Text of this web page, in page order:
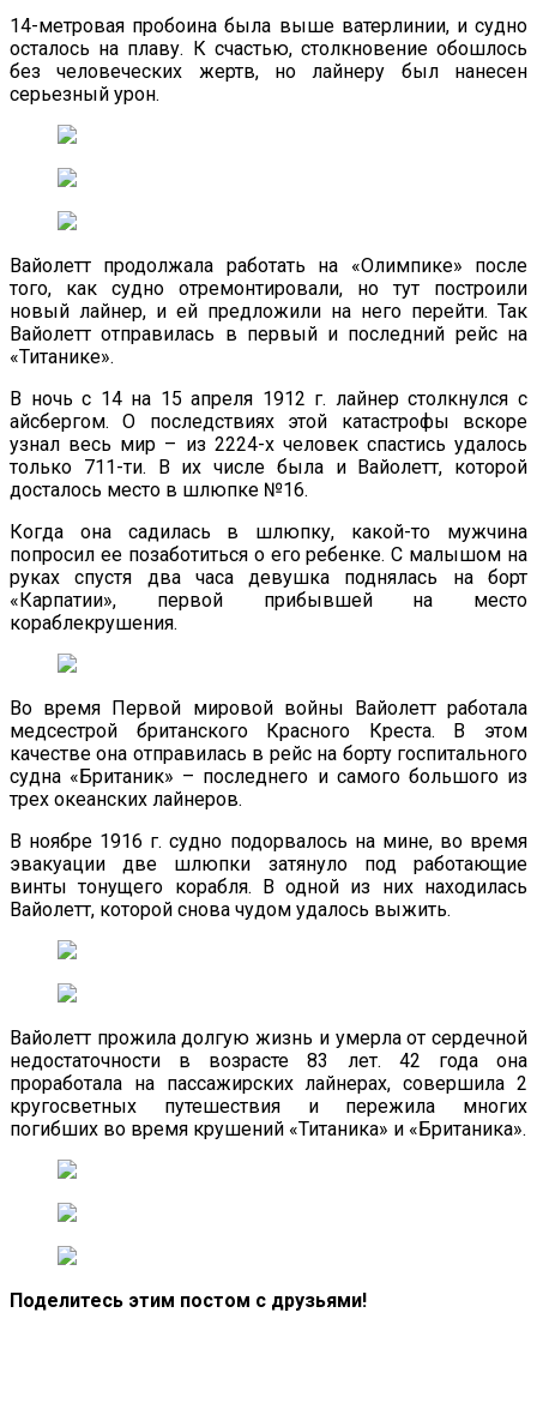
14-метровая пробоина была выше ватерлинии, и судно
осталось на плаву. К счастью, столкновение обошлось
без человеческих жертв, но лайнеру был нанесен
серьезный урон.
Вайолетт продолжала работать на «Олимпике» после
того, как судно отремонтировали, но тут построили
новый лайнер, и ей предложили на него перейти. Так
Вайолетт отправилась в первый и последний рейс на
«Титанике».
В ночь с 14 на 15 апреля 1912 г. лайнер столкнулся с
айсбергом. О последствиях этой катастрофы вскоре
узнал весь мир – из 2224-х человек спастись удалось
только 711-ти. В их числе была и Вайолетт, которой
досталось место в шлюпке №16.
Когда она садилась в шлюпку, какой-то мужчина
попросил ее позаботиться о его ребенке. С малышом на
руках спустя два часа девушка поднялась на борт
«Карпатии», первой прибывшей на место
кораблекрушения.
Во время Первой мировой войны Вайолетт работала
медсестрой британского Красного Креста. В этом
качестве она отправилась в рейс на борту госпитального
судна «Британик» – последнего и самого большого из
трех океанских лайнеров.
В ноябре 1916 г. судно подорвалось на мине, во время
эвакуации две шлюпки затянуло под работающие
винты тонущего корабля. В одной из них находилась
Вайолетт, которой снова чудом удалось выжить.
Вайолетт прожила долгую жизнь и умерла от сердечной
недостаточности в возрасте 83 лет. 42 года она
проработала на пассажирских лайнерах, совершила 2
кругосветных путешествия и пережила многих
погибших во время крушений «Титаника» и «Британика».
Поделитесь этим постом с друзьями!